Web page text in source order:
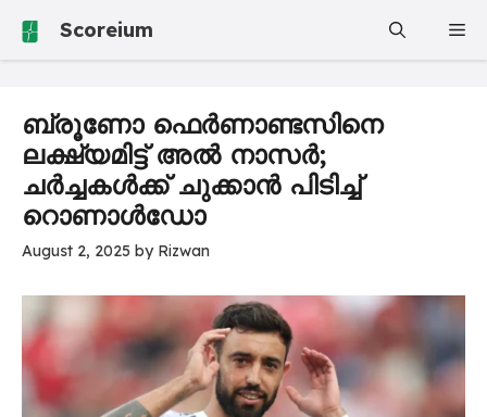
Scoreium
ബ്രൂണോ ഫെർണാണ്ടസിനെ
ലക്ഷ്യമിട്ട് അൽ നാസർ;
ചർച്ചകൾക്ക് ചുക്കാൻ പിടിച്ച്
റൊണാൾഡോ
August 2, 2025 by Rizwan